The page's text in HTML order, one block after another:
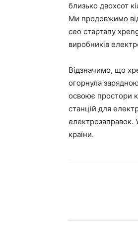
близько двохсот
Ми продовжимо
ceo стартапу
виробників
Відзначимо, що
огорнула
освоює простори
станцій для
електрозаправок.
країни.